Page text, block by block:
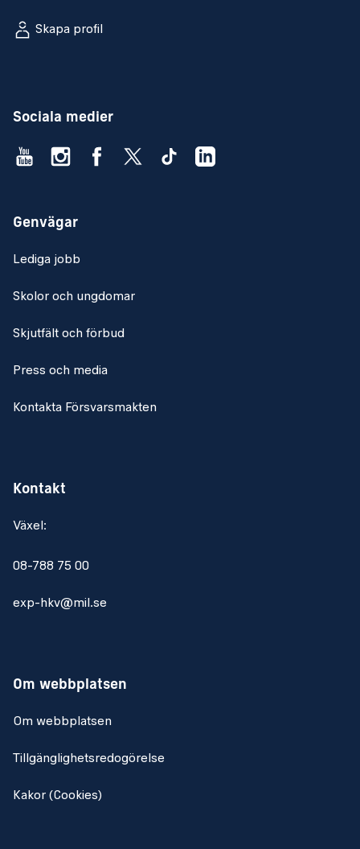
Skapa profil
Sociala medier
Genvägar
Lediga jobb
Skolor och ungdomar
Skjutfält och förbud
Press och media
Kontakta Försvarsmakten
Kontakt
Växel:
08-788 75 00
exp-hkv@mil.se
Om webbplatsen
Om webbplatsen
Tillgänglighetsredogörelse
Kakor (Cookies)